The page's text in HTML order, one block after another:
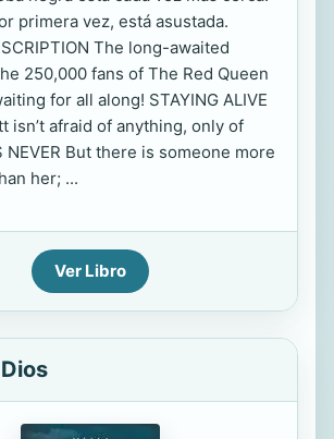
primera vez, está asustada.
The long-awaited
250,000 fans of The Red Queen
for all along! STAYING ALIVE
isn’t afraid of anything, only of
NEVER But there is someone more
her; ...
Ver Libro